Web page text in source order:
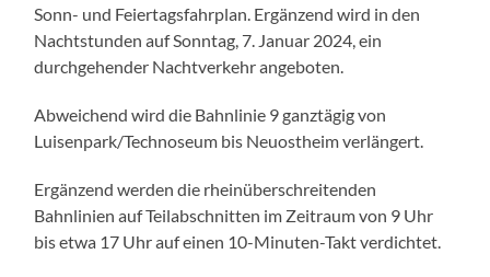
Sonn- und Feiertagsfahrplan. Ergänzend wird in den
Nachtstunden auf Sonntag, 7. Januar 2024, ein
durchgehender Nachtverkehr angeboten.
Abweichend wird die Bahnlinie 9 ganztägig von
Luisenpark/Technoseum bis Neuostheim verlängert.
Ergänzend werden die rheinüberschreitenden
Bahnlinien auf Teilabschnitten im Zeitraum von 9 Uhr
bis etwa 17 Uhr auf einen 10-Minuten-Takt verdichtet.